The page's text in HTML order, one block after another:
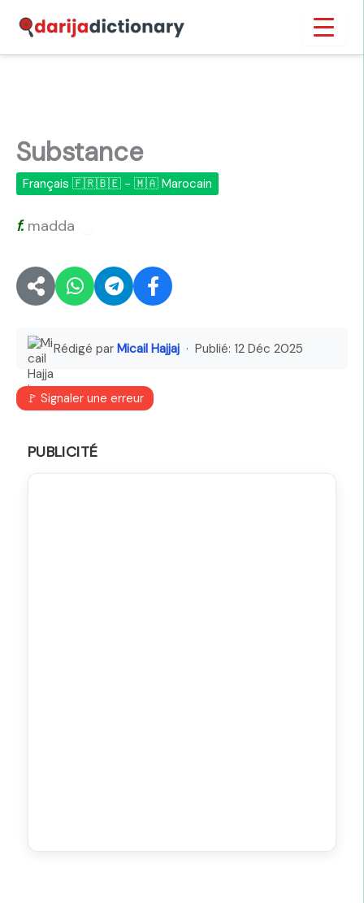
contenu
Substance
Français 🇫🇷🇧🇪 - 🇲🇦 Marocain
f.madda
Rédigé par Micail Hajjaj · Publié: 12 Déc 2025
🚩 Signaler une erreur
PUBLICITÉ